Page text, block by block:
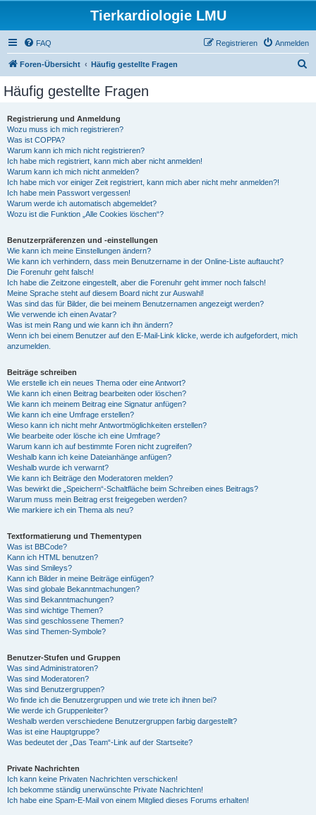
Tierkardiologie LMU
FAQ Anmelden
Registrieren
Foren-Übersicht Häufig gestellte Fragen
Häufig gestellte Fragen
Registrierung und Anmeldung
Wozu muss ich mich registrieren?
Was ist COPPA?
Warum kann ich mich nicht registrieren?
Ich habe mich registriert, kann mich aber nicht anmelden!
Warum kann ich mich nicht anmelden?
Ich habe mich vor einiger Zeit registriert, kann mich aber nicht mehr anmelden?!
Ich habe mein Passwort vergessen!
Warum werde ich automatisch abgemeldet?
Wozu ist die Funktion „Alle Cookies löschen“?
Benutzerpräferenzen und -einstellungen
Wie kann ich meine Einstellungen ändern?
Wie kann ich verhindern, dass mein Benutzername in der Online-Liste auftaucht?
Die Forenuhr geht falsch!
Ich habe die Zeitzone eingestellt, aber die Forenuhr geht immer noch falsch!
Meine Sprache steht auf diesem Board nicht zur Auswahl!
Was sind das für Bilder, die bei meinem Benutzernamen angezeigt werden?
Wie verwende ich einen Avatar?
Was ist mein Rang und wie kann ich ihn ändern?
Wenn ich bei einem Benutzer auf den E-Mail-Link klicke, werde ich aufgefordert, mich
anzumelden.
Beiträge schreiben
Wie erstelle ich ein neues Thema oder eine Antwort?
Wie kann ich einen Beitrag bearbeiten oder löschen?
Wie kann ich meinem Beitrag eine Signatur anfügen?
Wie kann ich eine Umfrage erstellen?
Wieso kann ich nicht mehr Antwortmöglichkeiten erstellen?
Wie bearbeite oder lösche ich eine Umfrage?
Warum kann ich auf bestimmte Foren nicht zugreifen?
Weshalb kann ich keine Dateianhänge anfügen?
Weshalb wurde ich verwarnt?
Wie kann ich Beiträge den Moderatoren melden?
Was bewirkt die „Speichern“-Schaltfläche beim Schreiben eines Beitrags?
Warum muss mein Beitrag erst freigegeben werden?
Wie markiere ich ein Thema als neu?
Textformatierung und Thementypen
Was ist BBCode?
Kann ich HTML benutzen?
Was sind Smileys?
Kann ich Bilder in meine Beiträge einfügen?
Was sind globale Bekanntmachungen?
Was sind Bekanntmachungen?
Was sind wichtige Themen?
Was sind geschlossene Themen?
Was sind Themen-Symbole?
Benutzer-Stufen und Gruppen
Was sind Administratoren?
Was sind Moderatoren?
Was sind Benutzergruppen?
Wo finde ich die Benutzergruppen und wie trete ich ihnen bei?
Wie werde ich Gruppenleiter?
Weshalb werden verschiedene Benutzergruppen farbig dargestellt?
Was ist eine Hauptgruppe?
Was bedeutet der „Das Team“-Link auf der Startseite?
Private Nachrichten
Ich kann keine Privaten Nachrichten verschicken!
Ich bekomme ständig unerwünschte Private Nachrichten!
Ich habe eine Spam-E-Mail von einem Mitglied dieses Forums erhalten!